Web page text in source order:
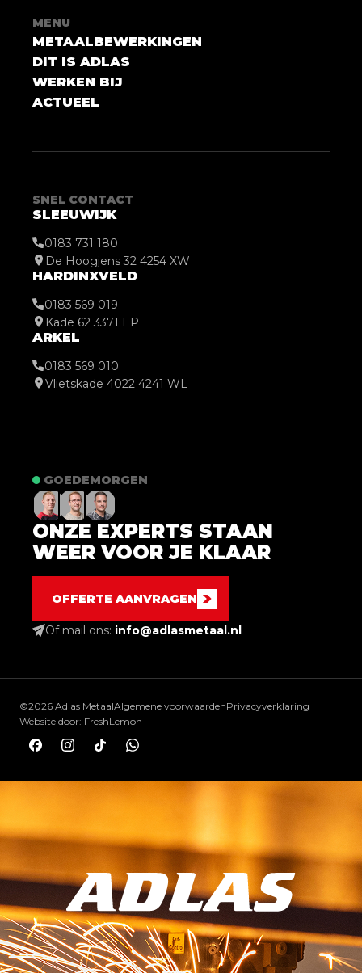
MENU
METAALBEWERKINGEN
DIT IS ADLAS
WERKEN BIJ
ACTUEEL
SNEL CONTACT
SLEEUWIJK
0183 731 180
De Hoogjens 32 4254 XW
HARDINXVELD
0183 569 019
Kade 62 3371 EP
ARKEL
0183 569 010
Vlietskade 4022 4241 WL
GOEDEMORGEN
ONZE EXPERTS STAAN
WEER VOOR JE KLAAR
OFFERTE AANVRAGEN
Of mail ons: info@adlasmetaal.nl
©2026 Adlas MetaalAlgemene voorwaardenPrivacyverklaring
Website door: FreshLemon